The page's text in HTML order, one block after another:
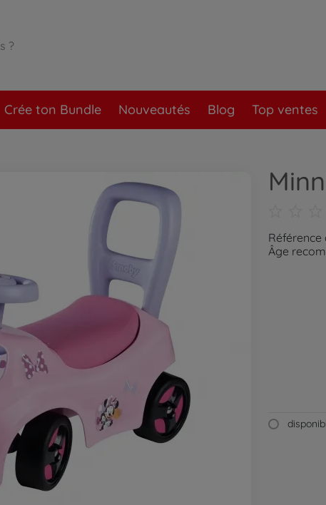
Crée ton Bundle Nouveautés Blog Top ventes
Référence
Âge